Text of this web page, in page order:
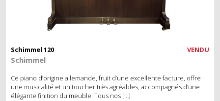
VENDU
Schimmel 120
Schimmel
Ce piano d’origine allemande, fruit d’une excellente facture, offre
une musicalité et un toucher très agréables, accompagnés d’une
élégante finition du meuble. Tous nos […]